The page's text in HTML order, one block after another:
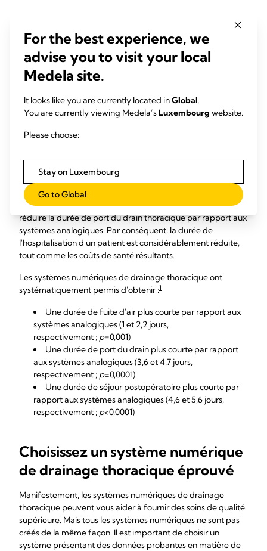
expérience plus positive avec les systèmes numériques de
drainage thoracique, selon une étude clinique.1
Domaines spécifiques dans lesquels les patients ont signalé
une meilleure expérience avec les systèmes numériques :
Leur capacité à sortir du lit (p=0,008).
Une plus grande commodité pour eux et pour les
thoracique/l'hospitalisation.
Grâce aux systèmes numériques de drainage thoracique, les
équipes soignantes peuvent déterminer le moment de
retrait du drain avec plus de précision, ce qui permet de
réduire la durée de port du drain thoracique par rapport aux
systèmes analogiques. Par conséquent, la durée de
l'hospitalisation d'un patient est considérablement réduite,
tout comme les coûts de santé résultants.
Les systèmes numériques de drainage thoracique ont
systématiquement permis d'obtenir :1
Une durée de fuite d'air plus courte par rapport aux
systèmes analogiques (1 et 2,2 jours,
respectivement ; p=0,001)
Une durée de port du drain plus courte par rapport
aux systèmes analogiques (3,6 et 4,7 jours,
respectivement ; p=0,0001)
Une durée de séjour postopératoire plus courte par
rapport aux systèmes analogiques (4,6 et 5,6 jours,
respectivement ; p<0,0001)
Choisissez un système numérique
de drainage thoracique éprouvé
Manifestement, les systèmes numériques de drainage
thoracique peuvent vous aider à fournir des soins de qualité
supérieure. Mais tous les systèmes numériques ne sont pas
créés de la même façon. Il est important de choisir un
système présentant des données probantes en matière de
For the best experience, we
advise you to visit your local
Medela site.
It looks like you are currently located inGlobal.
You are currently viewing Medela’sLuxembourg website.
Please choose:
Stay on Luxembourg
Go to Global